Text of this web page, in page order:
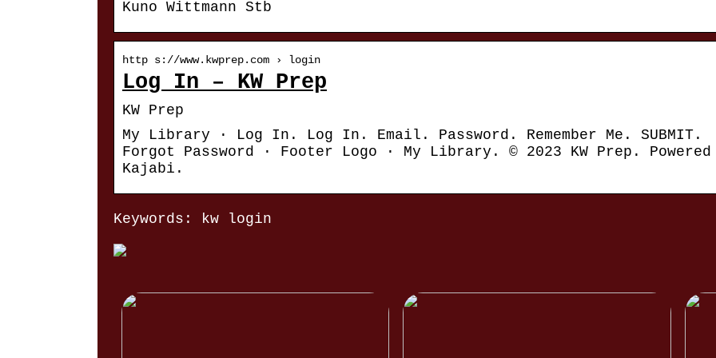
Kuno Wittmann Stb
http s://www.kwprep.com › login
Log In – KW Prep
KW Prep
My Library · Log In. Log In. Email. Password. Remember Me. SUBMIT.
Forgot Password · Footer Logo · My Library. © 2023 KW Prep.
Kajabi.
Keywords: kw login